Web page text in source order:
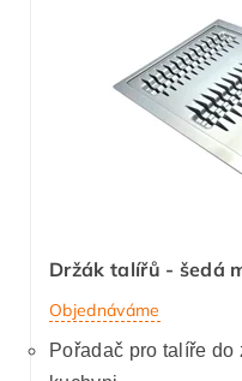
Držák talířů - šedá
Objednáváme
Pořadač pro talíře